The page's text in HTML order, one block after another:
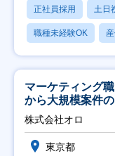
正社員採用 土日
職種未経験OK
マーケティング
から大規模案件
修充実】
株式会社オロ
東京都